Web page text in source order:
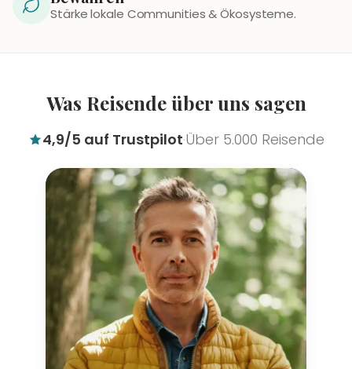
Stärke lokale Communities & Ökosysteme.
Was Reisende über uns sagen
4,9/5 auf Trustpilot·Über 5.000 Reisende